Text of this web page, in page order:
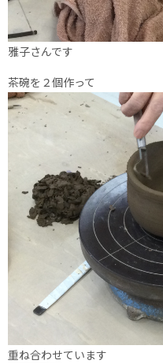
雅子さんです
茶碗を２個作って
重ね合わせています